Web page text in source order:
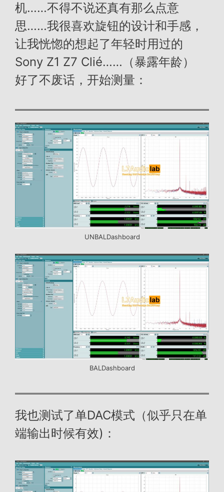
机……不得不说还真有那么点意
思……我很喜欢旋钮的设计和手感，
让我恍惚的想起了年轻时用过的
Sony Z1 Z7 Clié……（暴露年龄）
好了不废话，开始测量：
UNBALDashboard
BALDashboard
我也测试了单DAC模式（似乎只在单
端输出时候有效)：